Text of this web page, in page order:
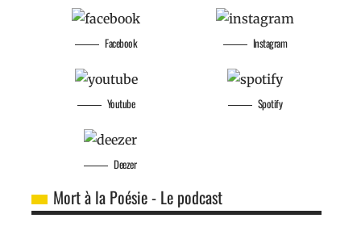
Facebook
Youtube
Instagram
Spotify
Deezer
Mort à la Poésie - Le podcast